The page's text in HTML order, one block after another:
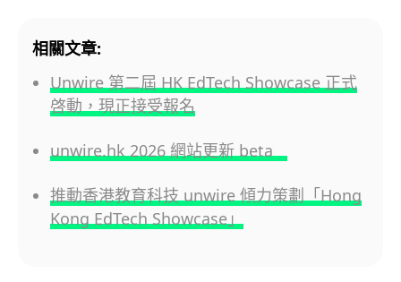
相關文章:
Unwire 第二屆 HK EdTech Showcase 正式
啓動，現正接受報名
unwire.hk 2026 網站更新 beta
推動香港教育科技 unwire 傾力策劃「Hong
Kong EdTech Showcase」